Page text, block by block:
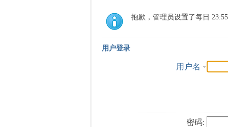
抱歉，管理员设置了每日
用户登录
用户名
密码: